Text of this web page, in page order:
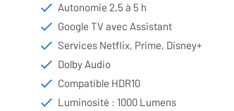
Autonomie 2,5 à 5 h
Google TV avec Assistant
Services Netflix, Prime, Disney+
Dolby Audio
Compatible HDR10
Luminosité : 1000 Lumens